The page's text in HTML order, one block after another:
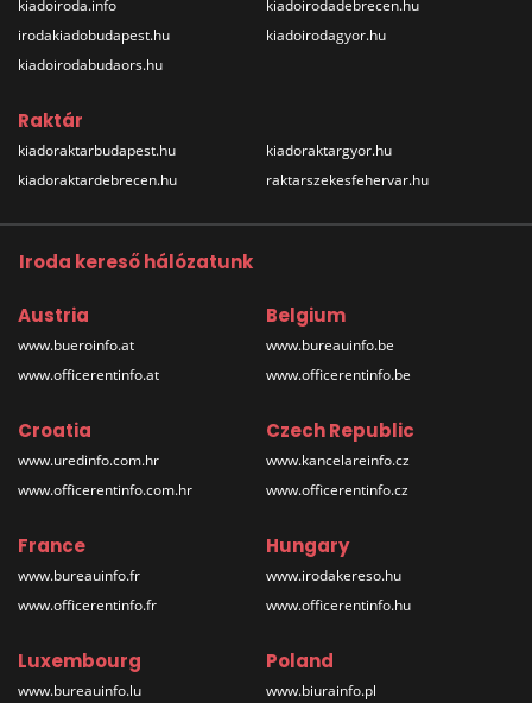
kiadoiroda.info
irodakiadobudapest.hu
kiadoirodabudaors.hu
kiadoirodadebrecen.hu
kiadoirodagyor.hu
Raktár
kiadoraktarbudapest.hu
kiadoraktardebrecen.hu
kiadoraktargyor.hu
raktarszekesfehervar.hu
Iroda kereső hálózatunk
Austria
www.bueroinfo.at
www.officerentinfo.at
Belgium
www.bureauinfo.be
www.officerentinfo.be
Croatia
www.uredinfo.com.hr
www.officerentinfo.com.hr
Czech Republic
www.kancelareinfo.cz
www.officerentinfo.cz
France
www.bureauinfo.fr
www.officerentinfo.fr
Hungary
www.irodakereso.hu
www.officerentinfo.hu
Luxembourg
www.bureauinfo.lu
Poland
www.biurainfo.pl